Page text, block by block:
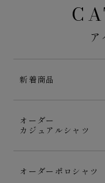
新着商品
オーダー
カジュアルシャツ
オーダーポロシャツ